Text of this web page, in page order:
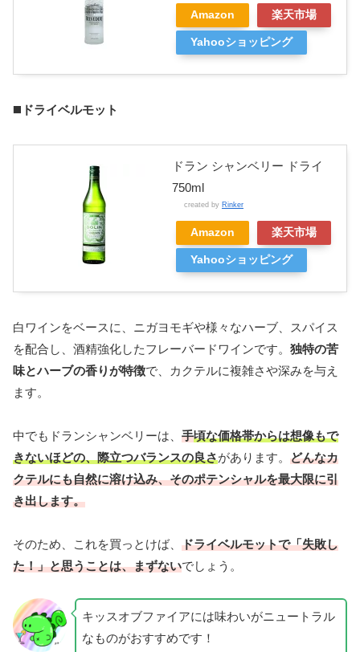
Amazon 楽天市場
Yahooショッピング
◼️ ドライベルモット
ドラン シャンベリー ドライ
750ml
created by Rinker
Amazon 楽天市場
Yahooショッピング
白ワインをベースに、ニガヨモギや様々なハーブ、スパイス
を配合し、酒精強化したフレーバードワインです。 独特の苦
味とハーブの香りが特徴で、カクテルに複雑さや深みを与え
ます。
中でもドランシャンベリーは、 手頃な価格帯からは想像もで
きないほどの、際立つバランスの良さがあります。 どんなカ
クテルにも自然に溶け込み、そのポテンシャルを最大限に引
き出します。
そのため、これを買っとけば、 ドライベルモットで「失敗し
た！」と思うことは、まずないでしょう。
キッスオブファイアには味わいがニュートラル
なものがおすすめです！